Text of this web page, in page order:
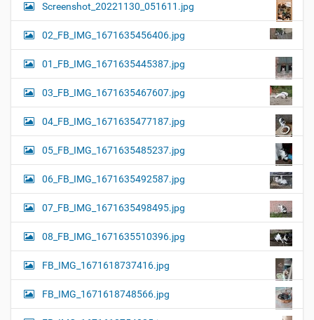
Screenshot_20221130_051611.jpg
02_FB_IMG_1671635456406.jpg
01_FB_IMG_1671635445387.jpg
03_FB_IMG_1671635467607.jpg
04_FB_IMG_1671635477187.jpg
05_FB_IMG_1671635485237.jpg
06_FB_IMG_1671635492587.jpg
07_FB_IMG_1671635498495.jpg
08_FB_IMG_1671635510396.jpg
FB_IMG_1671618737416.jpg
FB_IMG_1671618748566.jpg